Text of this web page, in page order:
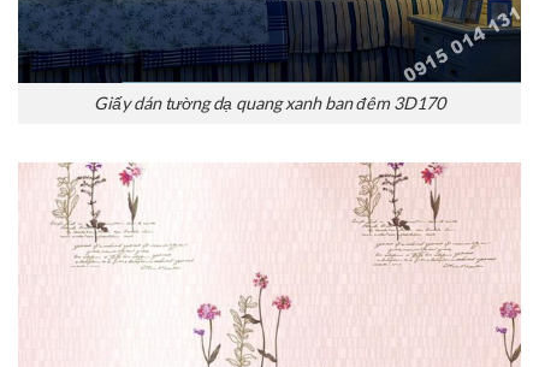
Giấy dán tường dạ quang xanh ban đêm 3D170